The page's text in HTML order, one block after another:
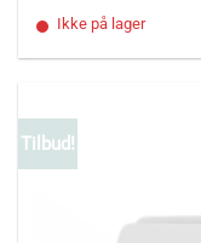
Ikke på lager
Tilbud!